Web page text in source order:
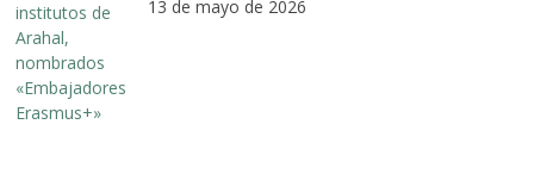
13 de mayo de 2026